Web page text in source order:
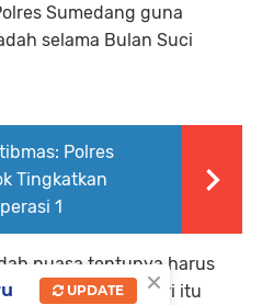
Sumedang guna
selama Bulan Suci
Polres
Tingkatkan
1
puasa tentunya harus
positif, maka dari itu
×
UPDATE